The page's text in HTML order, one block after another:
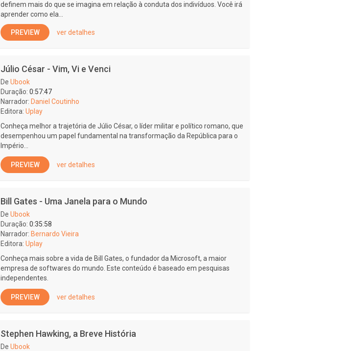
definem mais do que se imagina em relação à conduta dos indivíduos. Você irá
aprender como ela...
PREVIEW ver detalhes
Júlio César - Vim, Vi e Venci
De Ubook
Duração: 0:57:47
Narrador: Daniel Coutinho
Editora: Uplay
Conheça melhor a trajetória de Júlio César, o líder militar e político romano, que
desempenhou um papel fundamental na transformação da República para o
Império...
PREVIEW ver detalhes
Bill Gates - Uma Janela para o Mundo
De Ubook
Duração: 0:35:58
Narrador: Bernardo Vieira
Editora: Uplay
Conheça mais sobre a vida de Bill Gates, o fundador da Microsoft, a maior
empresa de softwares do mundo. Este conteúdo é baseado em pesquisas
independentes.
PREVIEW ver detalhes
Stephen Hawking, a Breve História
De Ubook